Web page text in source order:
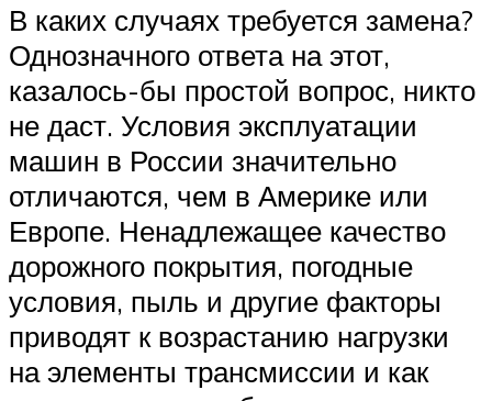
В каких случаях требуется замена?
Однозначного ответа на этот,
казалось-бы простой вопрос, никто
не даст. Условия эксплуатации
машин в России значительно
отличаются, чем в Америке или
Европе. Ненадлежащее качество
дорожного покрытия, погодные
условия, пыль и другие факторы
приводят к возрастанию нагрузки
на элементы трансмиссии и как